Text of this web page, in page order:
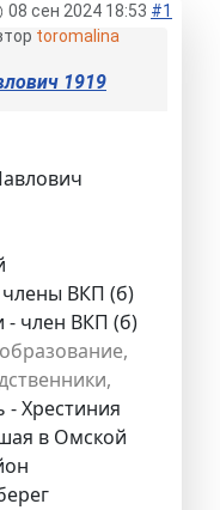
08 сен 2024 18:53 #1
toromalina
1919
члены ВКП (б)
- член ВКП (б)
- Хрестиния
в Омской